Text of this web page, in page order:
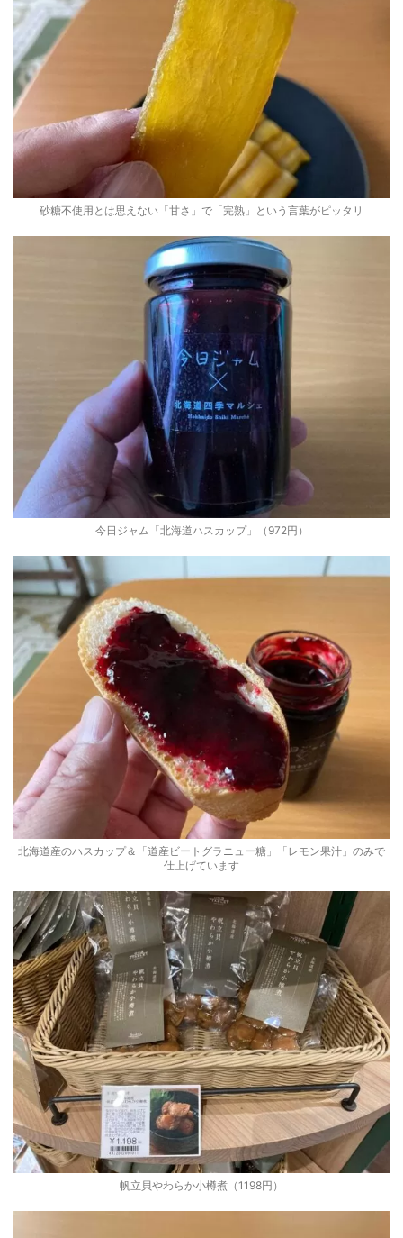
砂糖不使用とは思えない「甘さ」で「完熟」という言葉がピッタリ
今日ジャム「北海道ハスカップ」（972円）
北海道産のハスカップ＆「道産ビートグラニュー糖」「レモン果汁」のみで
仕上げています
帆立貝やわらか小樽煮（1198円）